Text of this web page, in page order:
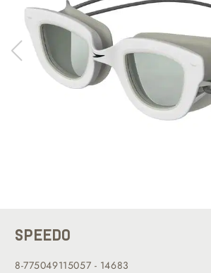
SPEEDO
8-775049115057 - 14683